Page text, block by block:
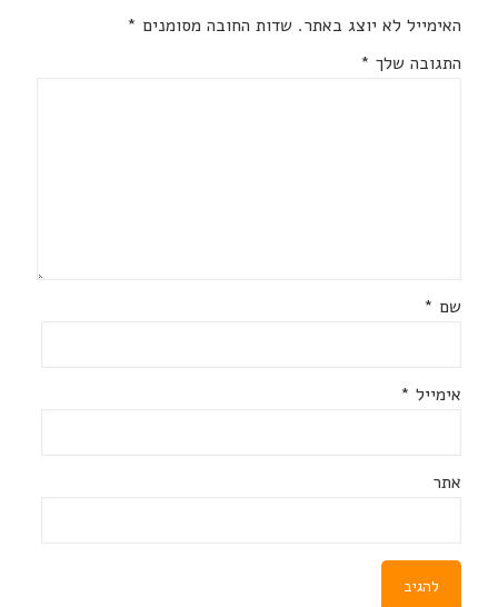
האימייל לא יוצג באתר. שדות החובה מסומנים *
התגובה שלך *
שם *
אימייל *
אתר